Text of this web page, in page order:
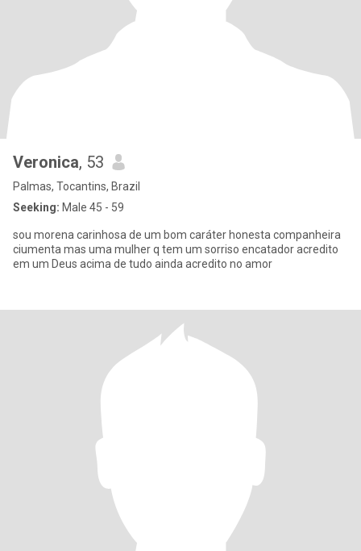
Veronica, 53
Palmas, Tocantins, Brazil
Seeking: Male 45 - 59
sou morena carinhosa de um bom caráter honesta companheira
ciumenta mas uma mulher q tem um sorriso encatador acredito
em um Deus acima de tudo ainda acredito no amor